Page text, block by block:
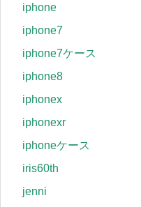
iphone
iphone7
iphone7ケース
iphone8
iphonex
iphonexr
iphoneケース
iris60th
jenni